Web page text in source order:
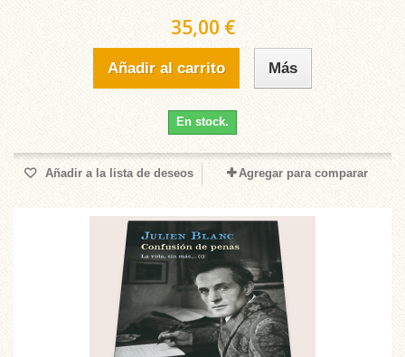
35,00 €
Añadir al carrito Más
En stock.
Añadir a la lista de deseos Agregar para comparar